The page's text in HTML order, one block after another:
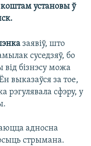
установы ў
заявіў, што
суседзяў, бо
бізнэсу можа
выказаўся за тое,
рэгулявала сфэру, у
адносна
стрымана.